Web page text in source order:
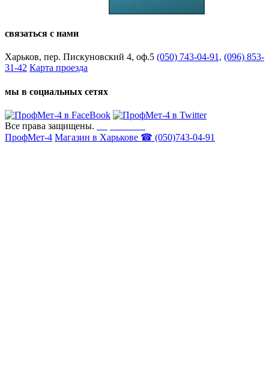
связаться с нами
Харьков, пер. Пискуновский 4, оф.5 (050) 743-04-91, (096) 853-
31-42 Карта проезда
мы в социальных сетях
Все права защищены.
ПрофМет-4 Магазин в Харькове ☎ (050)743-04-91